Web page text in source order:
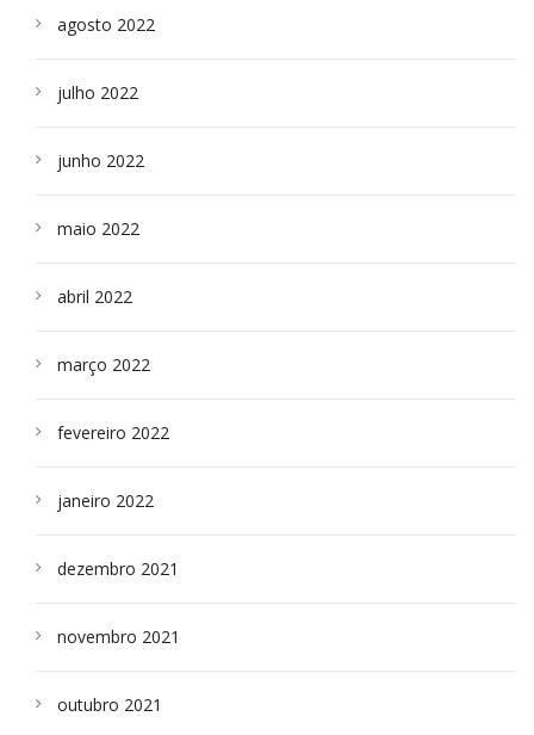
agosto 2022
julho 2022
junho 2022
maio 2022
abril 2022
março 2022
fevereiro 2022
janeiro 2022
dezembro 2021
novembro 2021
outubro 2021